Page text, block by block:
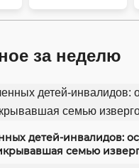
за неделю
детей-инвалидов:
семью